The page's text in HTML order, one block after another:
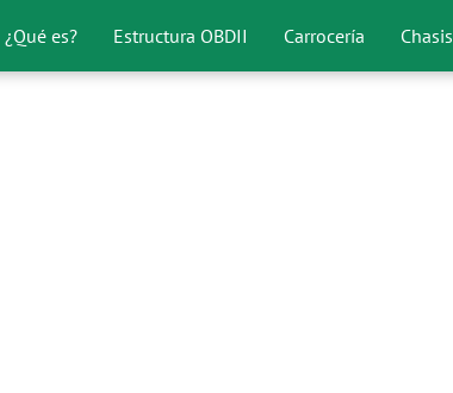
¿Qué es? Estructura OBDII Carrocería Chasis